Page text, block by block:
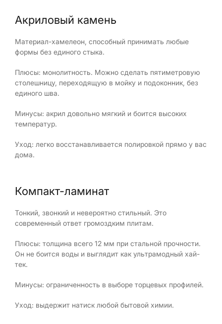
Акриловый камень
Материал-хамелеон, способный принимать любые
формы без единого стыка.
Плюсы: монолитность. Можно сделать пятиметровую
столешницу, переходящую в мойку и подоконник, без
единого шва.
Минусы: акрил довольно мягкий и боится высоких
температур.
Уход: легко восстанавливается полировкой прямо у вас
дома.
Компакт-ламинат
Тонкий, звонкий и невероятно стильный. Это
современный ответ громоздким плитам.
Плюсы: толщина всего 12 мм при стальной прочности.
Он не боится воды и выглядит как ультрамодный хай-
тек.
Минусы: ограниченность в выборе торцевых профилей.
Уход: выдержит натиск любой бытовой химии.